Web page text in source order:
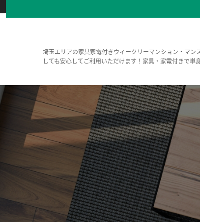
埼玉エリアの家具家電付きウィークリーマンション・マ
しても安心してご利用いただけます！家具・家電付きで単